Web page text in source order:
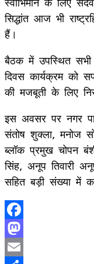
सिद्धांत आज भी
हैं।
बैठक में उपस्थित सभी
दिवस कार्यक्रम को
की मजबूती के लिए
इस अवसर पर नगर
संतोष शुक्ला, मनोज
ब्लॉक प्रमुख चोपन
सिंह, अनूप तिवारी
सहित बड़ी संख्या में
Facebook
Mastodon